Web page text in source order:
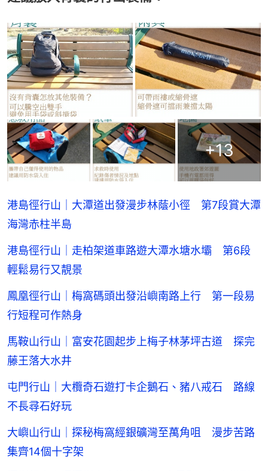
+13
港島徑行山｜大潭道出發漫步林蔭小徑 第7段賞大潭
海灣赤柱半島
港島徑行山｜走柏架道車路遊大潭水塘水壩 第6段
輕鬆易行又靚景
鳳凰徑行山｜梅窩碼頭出發沿嶼南路上行 第一段易
行短程可作熱身
馬鞍山行山｜富安花園起步上梅子林茅坪古道 探完
藤王落大水井
屯門行山｜大欖奇石遊打卡企鵝石、豬八戒石 路線
不長尋石好玩
大嶼山行山｜探秘梅窩經銀礦灣至萬角咀 漫步苦路
集齊14個十字架